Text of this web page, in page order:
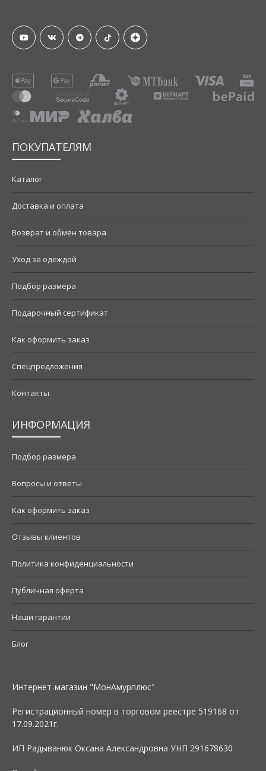
ПОКУПАТЕЛЯМ
Каталог
Доставка и оплата
Возврат и обмен товара
Уход за одеждой
Подбор размера
Подарочный сертификат
Как оформить заказ
Спецпредложения
Контакты
ИНФОРМАЦИЯ
Подбор размера
Вопросы и ответы
Как оформить заказ
Отзывы клиентов
Политика конфиденциальности
Публичная оферта
Наши гарантии
Блог
Интернет-магазин "МонАмурплюс"
Регистрационный номер в торговом реестре 519168 от
17.09.2021г.
ИП Радыванюк Оксана Александровна УНП 291678630